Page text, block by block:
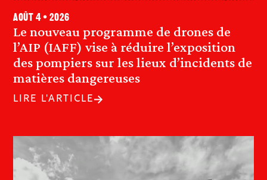
Le nouveau programme de drones de
l’AIP (IAFF) vise à réduire l’exposition
des pompiers sur les lieux d’incidents de
matières dangereuses
août 4 • 2026
LIRE L'ARTICLE